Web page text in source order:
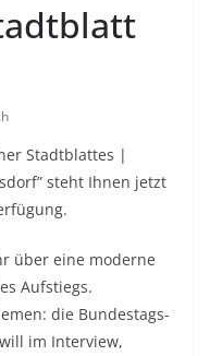
Stadtblattes |
steht Ihnen jetzt
über eine moderne
Aufstiegs.
die Bundestags-
im Interview,